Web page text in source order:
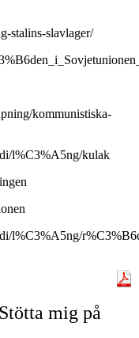
stalins-slavlager/
kommunistiska-
l%C3%A5ng/kulak
l%C3%A5ng/
mig på